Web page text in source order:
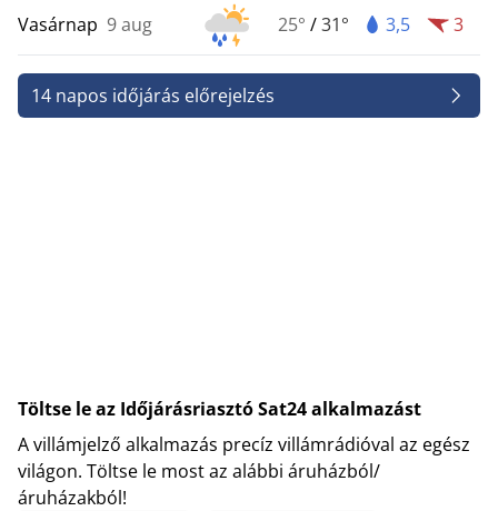
Vasárnap 9 aug 25° /31° 3,5 3
14 napos időjárás előrejelzés
Töltse le az Időjárásriasztó Sat24 alkalmazást
A villámjelző alkalmazás precíz villámrádióval az egész
világon. Töltse le most az alábbi áruházból/
áruházakból!